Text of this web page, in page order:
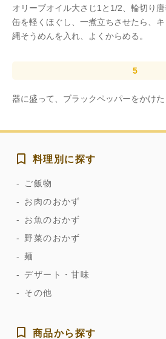
オリーブオイル大さじ1と1/2、輪切り
缶を軽くほぐし、一煮立ちさせたら、
縄そうめんを入れ、よくからめる。
器に盛って、ブラックペッパーをかけた
料理別に探す
ご飯物
お肉のおかず
お魚のおかず
野菜のおかず
麺
デザート・甘味
その他
商品から探す